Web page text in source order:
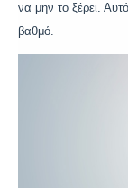
να μην το ξέρει.
βαθμό.